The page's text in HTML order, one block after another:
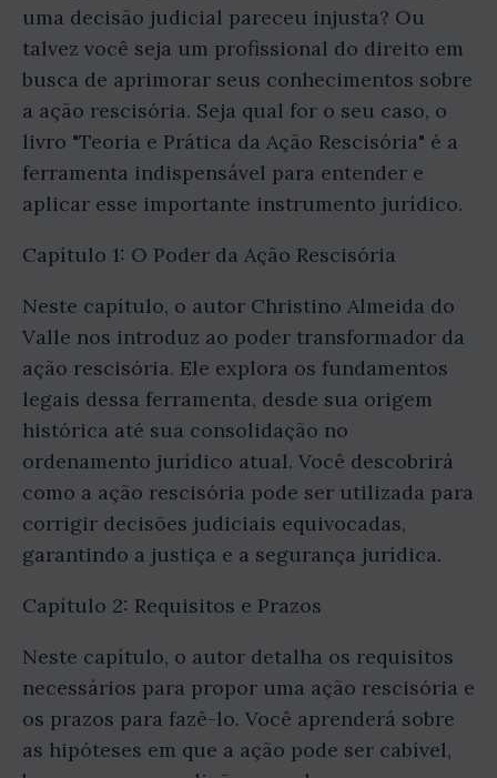
uma decisão judicial pareceu injusta? Ou
talvez você seja um profissional do direito em
busca de aprimorar seus conhecimentos sobre
a ação rescisória. Seja qual for o seu caso, o
livro "Teoria e Prática da Ação Rescisória" é a
ferramenta indispensável para entender e
aplicar esse importante instrumento jurídico.
Capítulo 1: O Poder da Ação Rescisória
Neste capítulo, o autor Christino Almeida do
Valle nos introduz ao poder transformador da
ação rescisória. Ele explora os fundamentos
legais dessa ferramenta, desde sua origem
histórica até sua consolidação no
ordenamento jurídico atual. Você descobrirá
como a ação rescisória pode ser utilizada para
corrigir decisões judiciais equivocadas,
garantindo a justiça e a segurança jurídica.
Capítulo 2: Requisitos e Prazos
Neste capítulo, o autor detalha os requisitos
necessários para propor uma ação rescisória e
os prazos para fazê-lo. Você aprenderá sobre
as hipóteses em que a ação pode ser cabível,